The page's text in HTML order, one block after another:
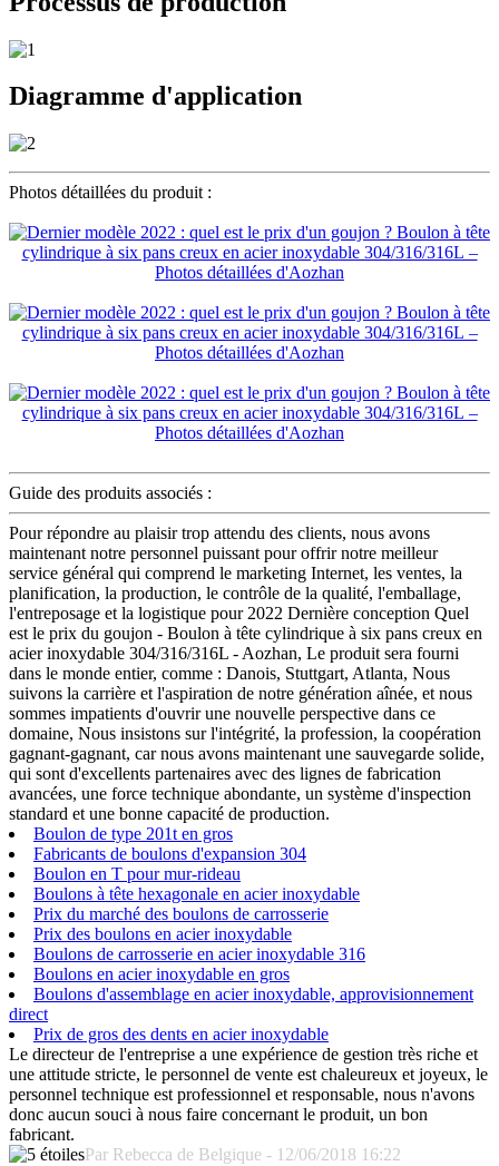
Diagramme d'application
Photos détaillées du produit :
Guide des produits associés :
Pour répondre au plaisir trop attendu des clients, nous avons
maintenant notre personnel puissant pour offrir notre meilleur
service général qui comprend le marketing Internet, les ventes, la
planification, la production, le contrôle de la qualité, l'emballage,
l'entreposage et la logistique pour 2022 Dernière conception Quel
est le prix du goujon - Boulon à tête cylindrique à six pans creux en
acier inoxydable 304/316/316L - Aozhan, Le produit sera fourni
dans le monde entier, comme : Danois, Stuttgart, Atlanta, Nous
suivons la carrière et l'aspiration de notre génération aînée, et nous
sommes impatients d'ouvrir une nouvelle perspective dans ce
domaine, Nous insistons sur l'intégrité, la profession, la coopération
gagnant-gagnant, car nous avons maintenant une sauvegarde solide,
qui sont d'excellents partenaires avec des lignes de fabrication
avancées, une force technique abondante, un système d'inspection
standard et une bonne capacité de production.
Boulon de type 201t en gros
Fabricants de boulons d'expansion 304
Boulon en T pour mur-rideau
Boulons à tête hexagonale en acier inoxydable
Prix du marché des boulons de carrosserie
Prix des boulons en acier inoxydable
Boulons de carrosserie en acier inoxydable 316
Boulons en acier inoxydable en gros
Boulons d'assemblage en acier inoxydable, approvisionnement
direct
Prix de gros des dents en acier inoxydable
Le directeur de l'entreprise a une expérience de gestion très riche et
une attitude stricte, le personnel de vente est chaleureux et joyeux, le
personnel technique est professionnel et responsable, nous n'avons
donc aucun souci à nous faire concernant le produit, un bon
fabricant.
Par Rebecca de Belgique - 12/06/2018 16:22